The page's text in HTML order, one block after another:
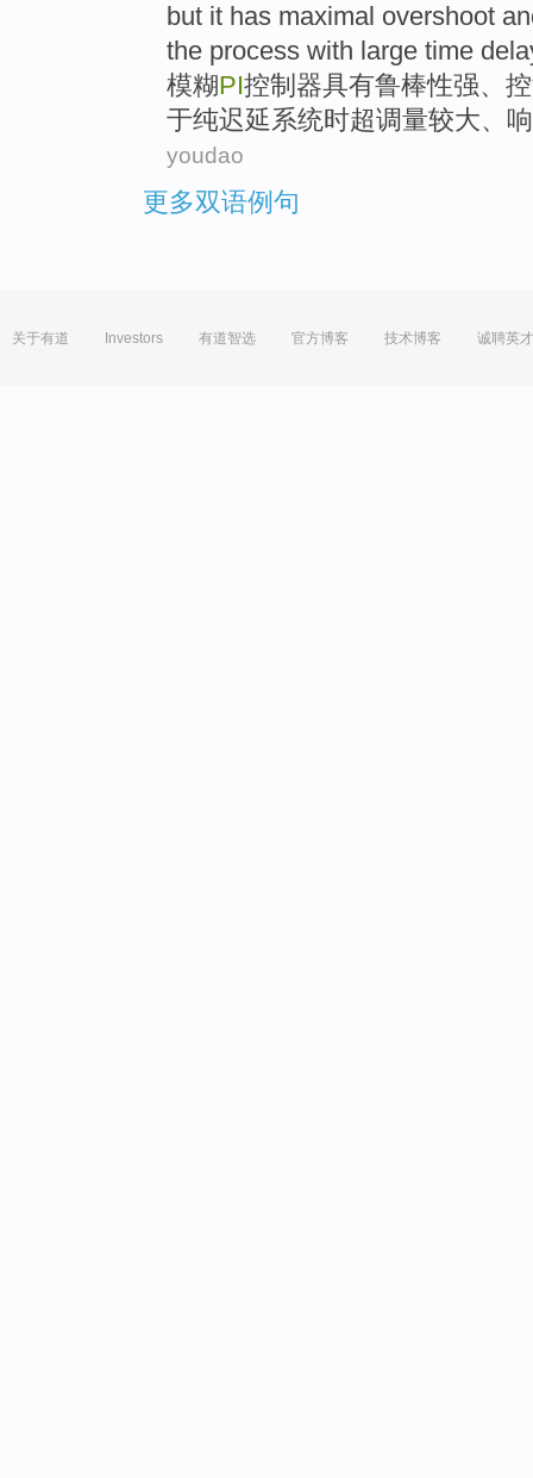
but it has maximal overshoot
the process with large time
模糊PI控制器具有鲁棒性强、
于纯迟延系统时超调量较大、
youdao
更多双语例句
关于有道 Investors 有道智选 官方博客 技术博客 诚聘英才